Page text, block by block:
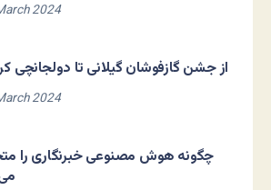
2024
از جشن گازفوشان گیلانی تا دولجانچی
2024
چگونه هوش مصنوعی خبرنگاری را